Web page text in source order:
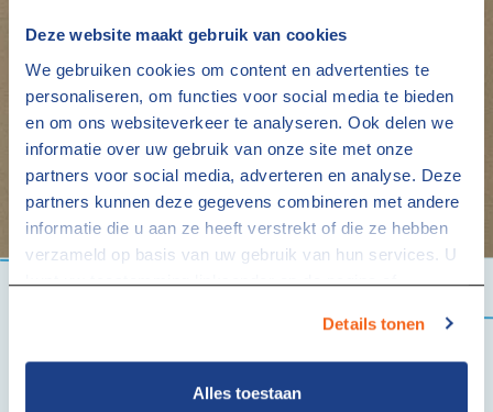
Deze website maakt gebruik van cookies
We gebruiken cookies om content en advertenties te
personaliseren, om functies voor social media te bieden
en om ons websiteverkeer te analyseren. Ook delen we
informatie over uw gebruik van onze site met onze
partners voor social media, adverteren en analyse. Deze
partners kunnen deze gegevens combineren met andere
informatie die u aan ze heeft verstrekt of die ze hebben
verzameld op basis van uw gebruik van hun services. U
kunt uw toestemming linksonder op de pagina of
Details tonen
Alles toestaan